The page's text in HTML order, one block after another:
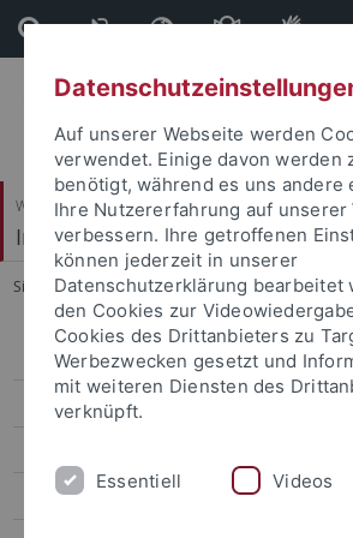
Direkt
zum
Inhalt
Direkt
zur
Fußleiste
Wirtschafts- und Sozialwissenschaftliche Fakultät
Institut für
Sie sind hier: Startseite ... Forschung
Arbeitsgruppen
Personal
Promotionen und Habilitationen
Auf unserer Webseite werden
verwendet. Einige davon werden
benötigt, während es uns andere
Ihre Nutzererfahrung auf unserer
verbessern. Ihre getroffenen
können jederzeit in unserer
Datenschutzerklärung bearbeitet
den Cookies zur
Cookies des Drittanbieters zu
Werbezwecken gesetzt und
mit weiteren Diensten des
verknüpft.
Essentiell Videos